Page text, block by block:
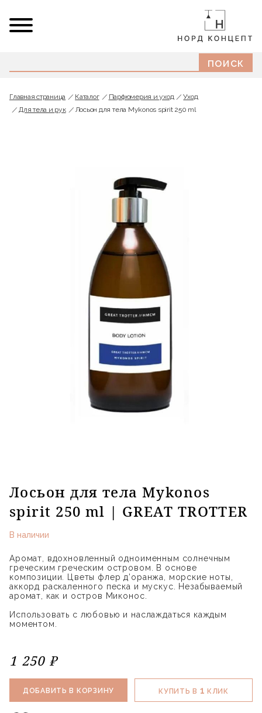
Главная страница Каталог Парфюмерия и уход
Уход
Для тела и рук
Лосьон для тела Mykonos spirit 250 ml
Лосьон для тела Mykonos
spirit 250 ml | GREAT TROTTER
В наличии
Аромат, вдохновленный одноименным солнечным
греческим греческим островом. В основе
композиции. Цветы флер д’оранжа, морские ноты,
аккорд раскаленного песка и мускус. Незабываемый
аромат, как и остров Миконос.
Использовать с любовью и наслаждаться каждым
моментом.
1 250 ₽
ДОБАВИТЬ В КОРЗИНУ КУПИТЬ В 1 КЛИК